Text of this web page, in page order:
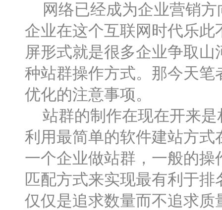
网络已经成为企业营销方
企业在这个互联网时代乐
屏形式就是很多企业争取
种站群操作方式。那今天
优化的注意事项。
站群的制作在现在开来是
利用最简单的软件建站方
一个企业做站群，一般的
匹配方式来实现最有利于
仅仅是追求数量而不追求